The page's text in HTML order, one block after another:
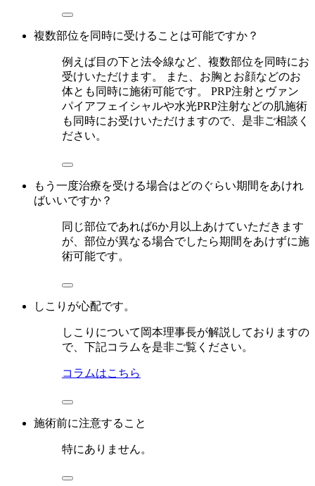
複数部位を同時に受けることは可能ですか？
例えば目の下と法令線など、複数部位を同時にお
受けいただけます。 また、お胸とお顔などのお
体とも同時に施術可能です。 PRP注射とヴァン
パイアフェイシャルや水光PRP注射などの肌施術
も同時にお受けいただけますので、是非ご相談く
ださい。
もう一度治療を受ける場合はどのぐらい期間をあけれ
ばいいですか？
同じ部位であれば6か月以上あけていただきます
が、部位が異なる場合でしたら期間をあけずに施
術可能です。
しこりが心配です。
しこりについて岡本理事長が解説しておりますの
で、下記コラムを是非ご覧ください。
コラムはこちら
施術前に注意すること
特にありません。